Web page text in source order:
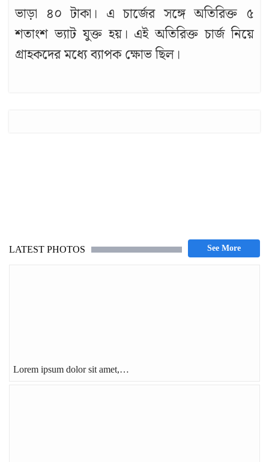
ভাড়া ৪০ টাকা। এ চার্জের সঙ্গে অতিরিক্ত ৫
শতাংশ ভ্যাট যুক্ত হয়। এই অতিরিক্ত চার্জ নিয়ে
গ্রাহকদের মধ্যে ব্যাপক ক্ষোভ ছিল।
LATEST PHOTOS
Lorem ipsum dolor sit amet,…